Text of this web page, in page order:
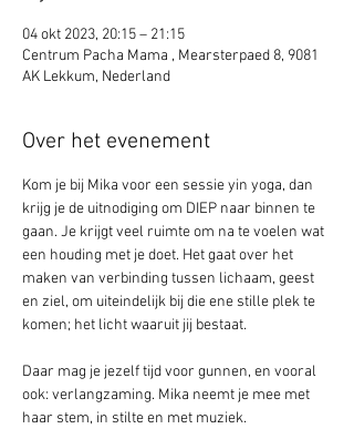
04 okt 2023, 20:15 – 21:15
Centrum Pacha Mama , Mearsterpaed 8, 9081
AK Lekkum, Nederland
Over het evenement
Kom je bij Mika voor een sessie yin yoga, dan
krijg je de uitnodiging om DIEP naar binnen te
gaan. Je krijgt veel ruimte om na te voelen wat
een houding met je doet. Het gaat over het
maken van verbinding tussen lichaam, geest
en ziel, om uiteindelijk bij die ene stille plek te
komen; het licht waaruit jij bestaat.
Daar mag je jezelf tijd voor gunnen, en vooral
ook: verlangzaming. Mika neemt je mee met
haar stem, in stilte en met muziek.